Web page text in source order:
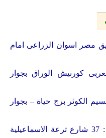
مصر اسوان الزراعى امام
كورنيش الوراق بجوار
الكوثر برج حياة – بجوار
رنين فرع ترعة اسماعيلية : 37 شارع ترعة الاسماعيلية